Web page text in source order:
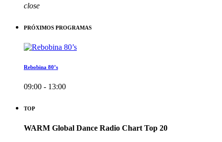
close
PRÓXIMOS PROGRAMAS
Rebobina 80’s
09:00 - 13:00
TOP
WARM Global Dance Radio Chart Top 20